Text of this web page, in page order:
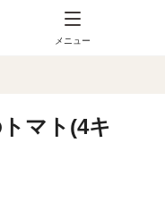
メニュー
マト(4キ